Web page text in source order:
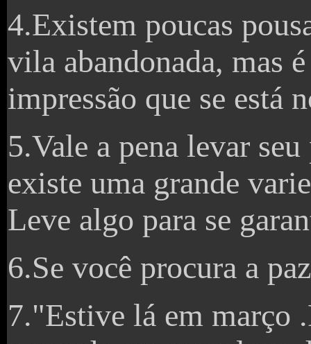
4.Existem poucas
vila abandonada, mas
impressão que se está
5.Vale a pena levar
existe uma grande
Leve algo para se
6.Se você procura a
7."Estive lá em março